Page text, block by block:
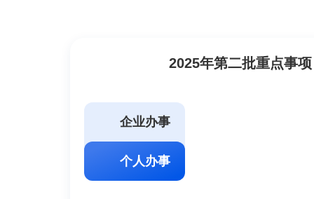
2025年第二批重点事项
企业办事
个人办事